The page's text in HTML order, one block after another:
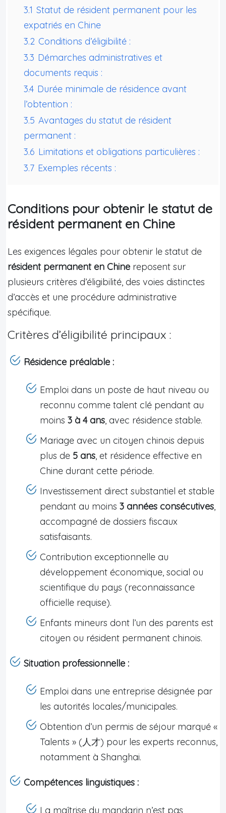
3.1 Statut de résident permanent pour les
expatriés en Chine
3.2 Conditions d’éligibilité :
3.3 Démarches administratives et
documents requis :
3.4 Durée minimale de résidence avant
l’obtention :
3.5 Avantages du statut de résident
permanent :
3.6 Limitations et obligations particulières :
3.7 Exemples récents :
Conditions pour obtenir le statut de
résident permanent en Chine
Les exigences légales pour obtenir le statut de
résident permanent en Chine reposent sur
plusieurs critères d’éligibilité, des voies distinctes
d’accès et une procédure administrative
spécifique.
Critères d’éligibilité principaux :
Résidence préalable :
Emploi dans un poste de haut niveau ou
reconnu comme talent clé pendant au
moins 3 à 4 ans, avec résidence stable.
Mariage avec un citoyen chinois depuis
plus de 5 ans, et résidence effective en
Chine durant cette période.
Investissement direct substantiel et stable
pendant au moins 3 années consécutives,
accompagné de dossiers fiscaux
satisfaisants.
Contribution exceptionnelle au
développement économique, social ou
scientifique du pays (reconnaissance
officielle requise).
Enfants mineurs dont l’un des parents est
citoyen ou résident permanent chinois.
Situation professionnelle :
Emploi dans une entreprise désignée par
les autorités locales/municipales.
Obtention d’un permis de séjour marqué «
Talents » (人才) pour les experts reconnus,
notamment à Shanghai.
Compétences linguistiques :
La maîtrise du mandarin n’est pas